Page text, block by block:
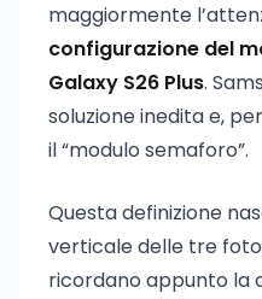
maggiormente
configurazione del
Galaxy S26 Plus.
soluzione inedita e,
il “modulo semaforo”.
Questa definizione
verticale delle tre
ricordano appunto la